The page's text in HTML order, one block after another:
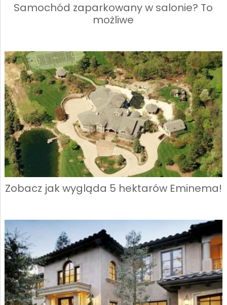
Samochód zaparkowany w salonie? To
możliwe
Zobacz jak wygląda 5 hektarów Eminema!